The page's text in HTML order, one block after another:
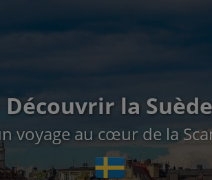
Découvrir la Suède
voyage au cœur de la